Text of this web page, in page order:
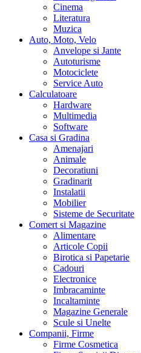
Cinema
Literatura
Muzica
Auto, Moto, Velo
Anvelope si Jante
Autoturisme
Motociclete
Service Auto
Calculatoare
Hardware
Multimedia
Software
Casa si Gradina
Amenajari
Animale
Decoratiuni
Gradinarit
Instalatii
Mobilier
Sisteme de Securitate
Comert si Magazine
Alimentare
Articole Copii
Birotica si Papetarie
Cadouri
Electronice
Imbracaminte
Incaltaminte
Magazine Generale
Scule si Unelte
Companii, Firme
Firme Cosmetica